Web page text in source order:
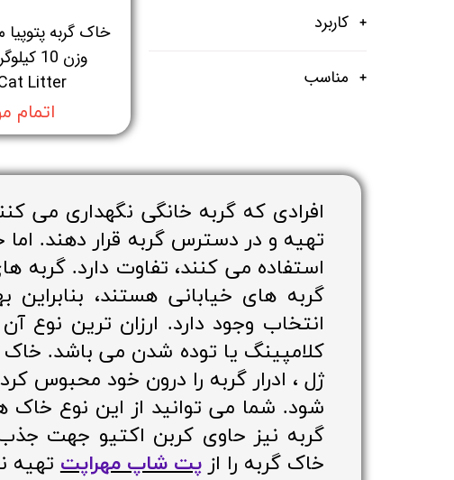
کاربرد
مناسب
خاک گربه
Litter
اتمام
افرادی که گربه خانگی نگهداری می
تهیه و در دسترس گربه قرار دهند.
استفاده می کنند، تفاوت دارد.
گربه های خیابانی هستند،
انتخاب وجود دارد. ارزان ترین
کلامپینگ یا توده شدن می باشد. خاک
ژل ، ادرار گربه را درون خود محبوس
شود. شما می توانید از این نوع خاک
گربه نیز حاوی کربن اکتیو جهت
خاک گربه را ازپت شاپ مهراپتتهیه